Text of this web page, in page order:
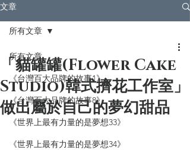
文章
所有文章
《台灣百大品牌的故事1》
《台灣百大品牌的故事8》
《世界上最有力量的是夢想33》
《世界上最有力量的是夢想34》
所有文章
「貓罐罐(Flower Cake
Studio)韓式擠花工作室」
做出屬於自己的夢幻甜品